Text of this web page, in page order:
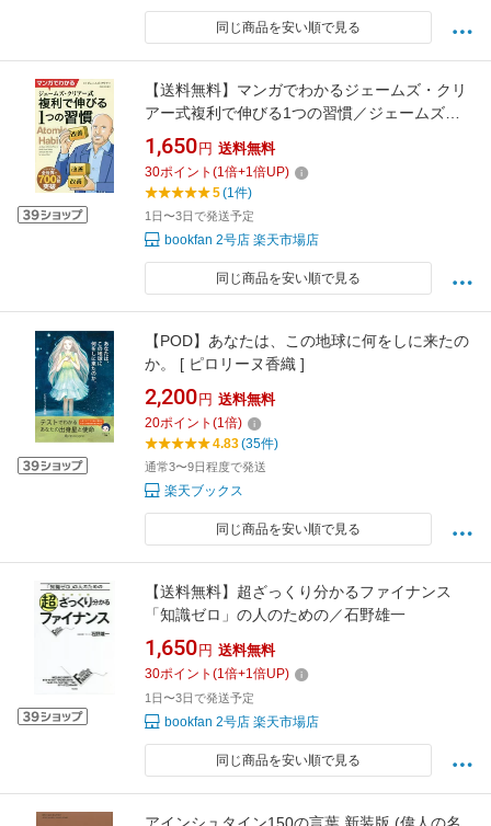
同じ商品を安い順で見る
【送料無料】マンガでわかるジェームズ・クリ
アー式複利で伸びる1つの習慣／ジェームズ・
クリアー／岩本義行
1,650 円 送料無料
30ポイント (1倍+1倍UP)
5(1件)
1日〜3日で発送予定
bookfan 2号店 楽天市場店
同じ商品を安い順で見る
【POD】あなたは、この地球に何をしに来たの
か。 [ ピロリーヌ香織 ]
2,200 円 送料無料
20ポイント (1倍)
4.83(35件)
通常3〜9日程度で発送
楽天ブックス
同じ商品を安い順で見る
【送料無料】超ざっくり分かるファイナンス
「知識ゼロ」の人のための／石野雄一
1,650 円 送料無料
30ポイント (1倍+1倍UP)
1日〜3日で発送予定
bookfan 2号店 楽天市場店
同じ商品を安い順で見る